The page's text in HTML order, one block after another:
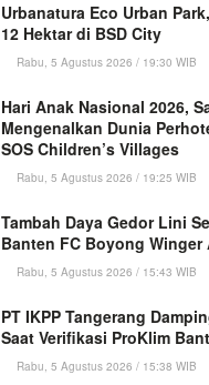
Urbanatura Eco Urban
12 Hektar di BSD City
Rabu, 5 Agustus 2026 / 19:30 WIB
Hari Anak Nasional 2026,
Mengenalkan Dunia
SOS Children’s Villages
Rabu, 5 Agustus 2026 / 19:25 WIB
Tambah Daya Gedor Lini
Banten FC Boyong Winger
Rabu, 5 Agustus 2026 / 15:43 WIB
PT IKPP Tangerang
Saat Verifikasi ProKlim
Rabu, 5 Agustus 2026 / 15:38 WIB